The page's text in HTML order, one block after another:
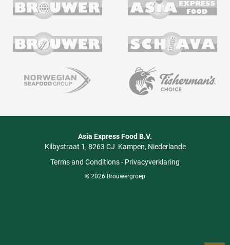
Asia Express Food B.V.
Kilbystraat 1 8263 CJ Kampen Niederlande
Terms and Conditions- Privacyverklaring
© 2026 Brouwergroep